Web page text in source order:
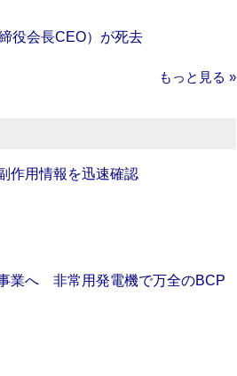
役会長CEO）が死去
もっと見る »
作用情報を迅速確認
業へ 非常用発電機で万全のBCP